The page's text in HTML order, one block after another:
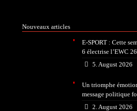
Nouveaux articles
E-SPORT : Cette
6 électrise l’EWC 26
5. August 2026
Un triomphe
message politique
2. August 2026